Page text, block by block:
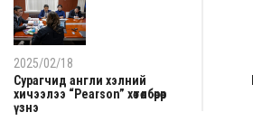
2025/02/18
Сурагчид англи хэлний
хичээлээ “Pearson” хөтөлбөрөөр
үзнэ